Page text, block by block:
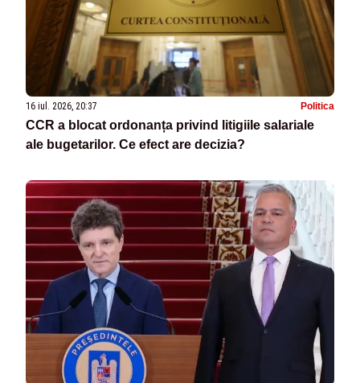
16 iul. 2026, 20:37 Politica
CCR a blocat ordonanța privind litigiile salariale
ale bugetarilor. Ce efect are decizia?